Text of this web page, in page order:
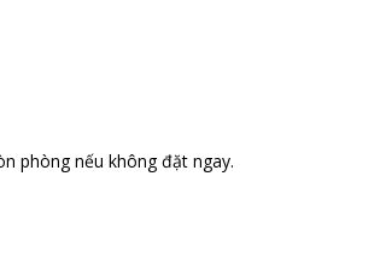
phòng nếu không đặt ngay.